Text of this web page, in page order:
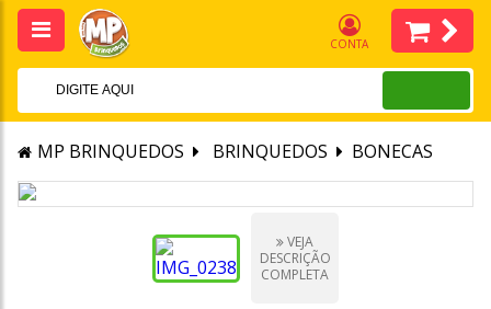
CONTA
MP BRINQUEDOS BRINQUEDOS BONECAS
VEJA
DESCRIÇÃO
COMPLETA